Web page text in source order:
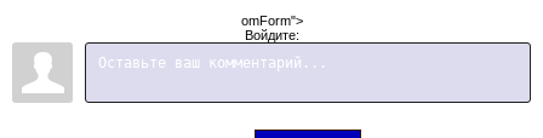
omForm">
Войдите: